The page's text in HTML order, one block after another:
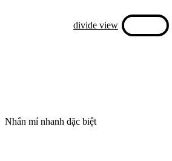
divide view
Nhấn mí nhanh đặc biệt